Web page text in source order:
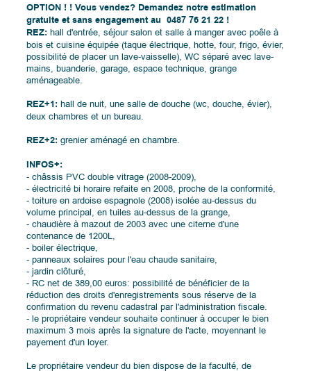
OPTION ! ! Vous vendez? Demandez notre estimation
gratuite et sans engagement au 0487 76 21 22 !
REZ: hall d'entrée, séjour salon et salle à manger avec poêle à
bois et cuisine équipée (taque électrique, hotte, four, frigo, évier,
possibilité de placer un lave-vaisselle), WC séparé avec lave-
mains, buanderie, garage, espace technique, grange
aménageable.
REZ+1: hall de nuit, une salle de douche (wc, douche, évier),
deux chambres et un bureau.
REZ+2: grenier aménagé en chambre.
INFOS+:
- châssis PVC double vitrage (2008-2009),
- électricité bi horaire refaite en 2008, proche de la conformité,
- toiture en ardoise espagnole (2008) isolée au-dessus du
volume principal, en tuiles au-dessus de la grange,
- chaudière à mazout de 2003 avec une citerne d'une
contenance de 1200L,
- boiler électrique,
- panneaux solaires pour l'eau chaude sanitaire,
- jardin clôturé,
- RC net de 389,00 euros: possibilité de bénéficier de la
réduction des droits d'enregistrements sous réserve de la
confirmation du revenu cadastral par l'administration fiscale.
- le propriétaire vendeur souhaite continuer à occuper le bien
maximum 3 mois après la signature de l'acte, moyennant le
payement d'un loyer.
Le propriétaire vendeur du bien dispose de la faculté, de